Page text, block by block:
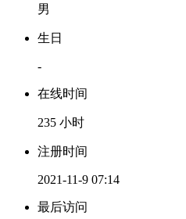
男
生日
-
在线时间
235 小时
注册时间
2021-11-9 07:14
最后访问